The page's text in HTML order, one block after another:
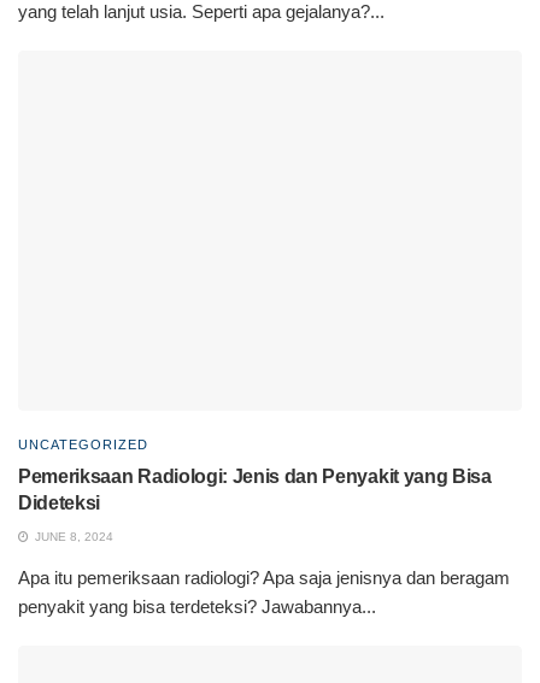
yang telah lanjut usia. Seperti apa gejalanya?...
UNCATEGORIZED
Pemeriksaan Radiologi: Jenis dan Penyakit yang Bisa
Dideteksi
JUNE 8, 2024
Apa itu pemeriksaan radiologi? Apa saja jenisnya dan beragam
penyakit yang bisa terdeteksi? Jawabannya...